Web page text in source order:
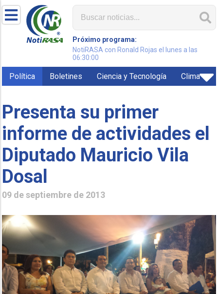
Próximo programa:
NotiRASA con Ronald Rojas el lunes a las
06:30:00
Política Boletines Ciencia y Tecnología Clima
Presenta su primer
informe de actividades el
Diputado Mauricio Vila
Dosal
09 de septiembre de 2013